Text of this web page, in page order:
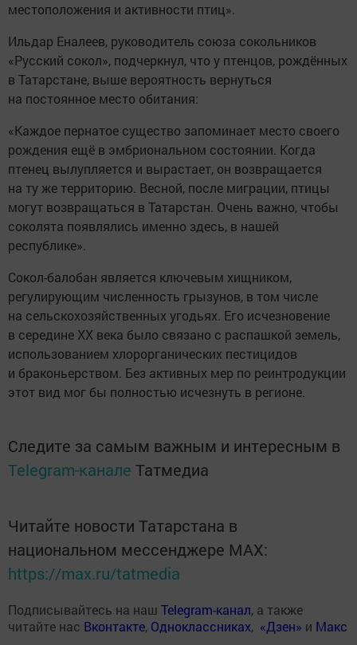
местоположения и активности птиц».
Ильдар Еналеев, руководитель союза сокольников
«Русский сокол», подчеркнул, что у птенцов, рождённых
в Татарстане, выше вероятность вернуться
на постоянное место обитания:
«Каждое пернатое существо запоминает место своего
рождения ещё в эмбриональном состоянии. Когда
птенец вылупляется и вырастает, он возвращается
на ту же территорию. Весной, после миграции, птицы
могут возвращаться в Татарстан. Очень важно, чтобы
соколята появлялись именно здесь, в нашей
республике».
Сокол-балобан является ключевым хищником,
регулирующим численность грызунов, в том числе
на сельскохозяйственных угодьях. Его исчезновение
в середине XX века было связано с распашкой земель,
использованием хлорорганических пестицидов
и браконьерством. Без активных мер по реинтродукции
этот вид мог бы полностью исчезнуть в регионе.
Следите за самым важным и интересным в
Telegram-канале Татмедиа
Читайте новости Татарстана в
национальном мессенджере MАХ:
https://max.ru/tatmedia
Подписывайтесь на наш Telegram-канал, а также
читайте нас Вконтакте, Одноклассниках, «Дзен» и Макс